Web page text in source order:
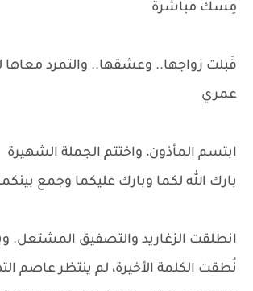
مِسك مباشرة
قَبلت زواجها.. وعشقها.. والتمرد معاها
عمري
ابتسم المأذون، واختتم الجملة الشهيرة
بارك الله لكما وبارك عليكما وجمع
انطلقت الزغاريد والتصفيق المشتعل.
نُطقت الكلمة الأخيرة، لم ينتظر عاصم